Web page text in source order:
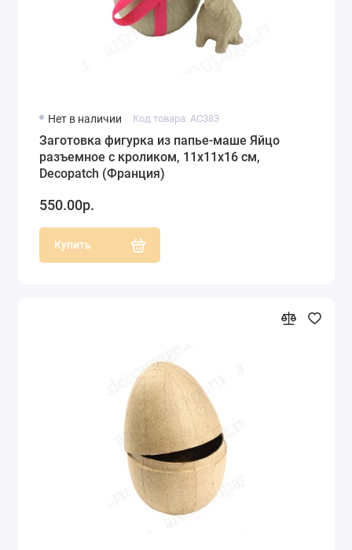
Нет в наличии Код товара: AC383
Заготовка фигурка из папье-маше Яйцо
разъемное с кроликом, 11х11х16 см,
Decopatch (Франция)
550.00р.
Купить